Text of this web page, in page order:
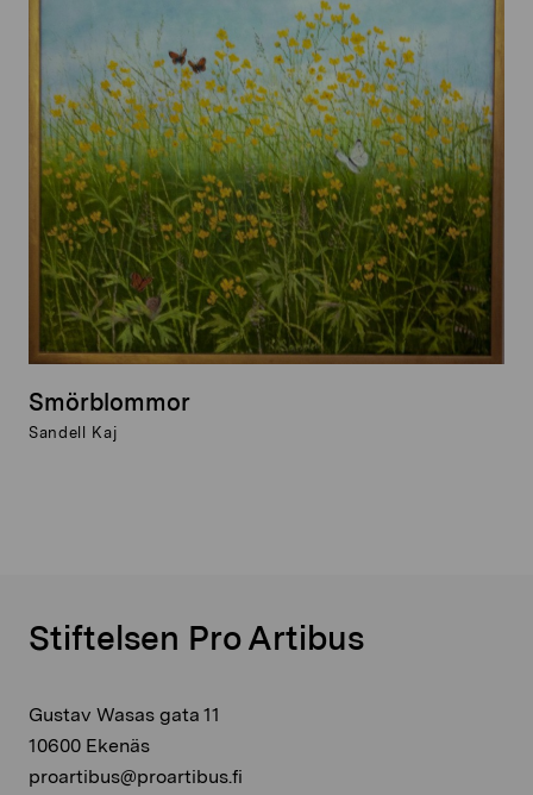
Smörblommor
Sandell Kaj
Stiftelsen Pro Artibus
Gustav Wasas gata 11
10600 Ekenäs
proartibus@proartibus.fi